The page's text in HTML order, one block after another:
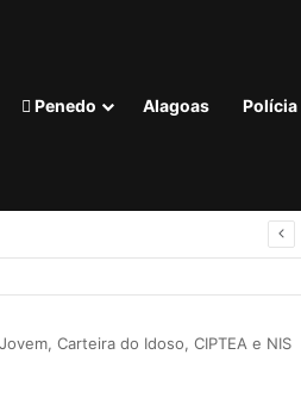
Penedo Alagoas Polícia
está com Guilherme Lopes
Carteira do Idoso, CIPTEA e NIS